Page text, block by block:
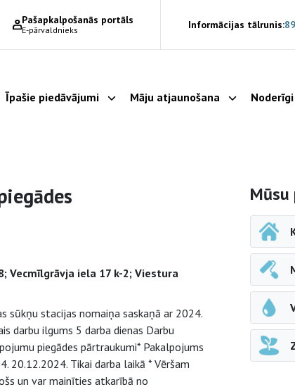
Pašapkalpošanās portāls
E-pārvaldnieks Informācijas tālrunis:
apakšizvēlni
Īpašie piedāvājumi Parādīt apakšizvēlni
Māju atjaunošana ParādītNoderīgi
Vecmīlgrāvja iela 17 k-2; Viestura
sūkņu stacijas nomaiņa saskaņā ar 2024.
darbu ilgums 5 darba dienas Darbu
piegādes pārtraukumi* Pakalpojums
20.12.2024. Tikai darba laikā * Vēršam
un var mainīties atkarībā no
Mūsu